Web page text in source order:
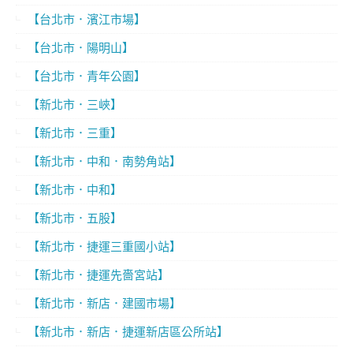
【台北市．濱江市場】
【台北市．陽明山】
【台北市．青年公園】
【新北市．三峽】
【新北市．三重】
【新北市．中和．南勢角站】
【新北市．中和】
【新北市．五股】
【新北市．捷運三重國小站】
【新北市．捷運先嗇宮站】
【新北市．新店．建國市場】
【新北市．新店．捷運新店區公所站】